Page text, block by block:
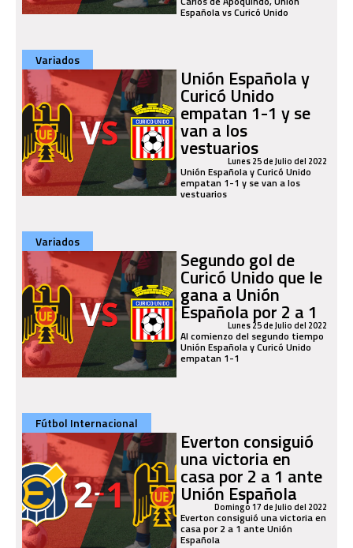
Española vs Curicó Unido
Variados
Unión Española y
Curicó Unido
empatan 1-1 y se
van a los
vestuariosLunes 25 de Julio del 2022
Unión Española y Curicó Unido
empatan 1-1 y se van a los
vestuarios
Variados
Segundo gol de
Curicó Unido que le
gana a Unión
Española por 2 a 1
Lunes 25 de Julio del 2022
Al comienzo del segundo tiempo
Unión Española y Curicó Unido
empatan 1-1
Fútbol Internacional
Everton consiguió
una victoria en
casa por 2 a 1 ante
Unión Española
Domingo 17 de Julio del 2022
Everton consiguió una victoria en
casa por 2 a 1 ante Unión
Española